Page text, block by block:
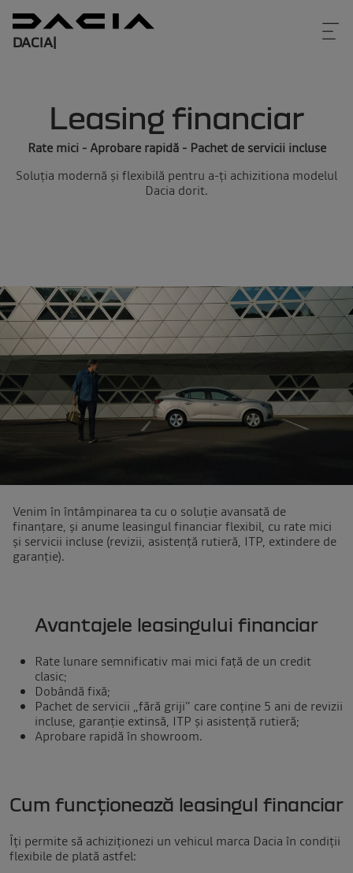
DACIA
Leasing financiar
Rate mici - Aprobare rapidă - Pachet de servicii incluse
Soluţia modernă şi flexibilă pentru a-ţi achizitiona modelul
Dacia dorit.
Venim în întâmpinarea ta cu o soluție avansată de
finanțare, și anume leasingul financiar flexibil, cu rate mici
și servicii incluse (revizii, asistență rutieră, ITP, extindere de
garanție).
Avantajele leasingului financiar
Rate lunare semnificativ mai mici față de un credit
clasic;
Dobândă fixă;
Pachet de servicii „fără griji” care conține 5 ani de revizii
incluse, garanție extinsă, ITP și asistență rutieră;
Aprobare rapidă în showroom.
Cum funcționează leasingul financiar
Îți permite să achiziționezi un vehicul marca Dacia în condiții
flexibile de plată astfel: